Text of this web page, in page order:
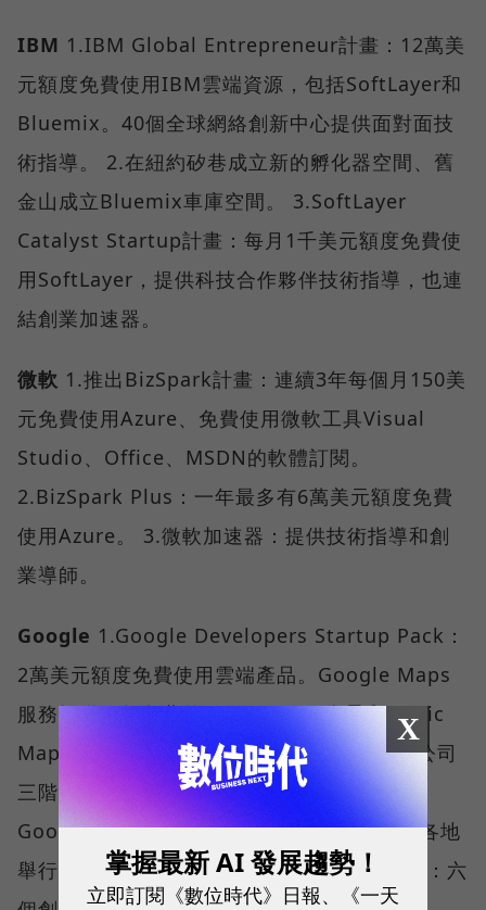
IBM 1.IBM Global Entrepreneur計畫：12萬美
元額度免費使用IBM雲端資源，包括SoftLayer和
Bluemix。40個全球網絡創新中心提供面對面技
術指導。 2.在紐約矽巷成立新的孵化器空間、舊
金山成立Bluemix車庫空間。 3.SoftLayer
Catalyst Startup計畫：每月1千美元額度免費使
用SoftLayer，提供科技合作夥伴技術指導，也連
結創業加速器。
微軟 1.推出BizSpark計畫：連續3年每個月150美
元免費使用Azure、免費使用微軟工具Visual
Studio、Office、MSDN的軟體訂閱。
2.BizSpark Plus：一年最多有6萬美元額度免費
使用Azure。 3.微軟加速器：提供技術指導和創
業導師。
Google 1.Google Developers Startup Pack：
2萬美元額度免費使用雲端產品。Google Maps
服務提供一年免費的JaveScript、街景和Static
Maps API。 2.Startup Launch：提供新創公司
三階段所需資源、App訓練課程、最先拿到
Google新產品的API和SDK。Launchpad在各地
舉行工作坊。 3.Google for Entrepreneurs：六
X
掌握最新 AI 發展趨勢！
立即訂閱《數位時代》日報、《一天